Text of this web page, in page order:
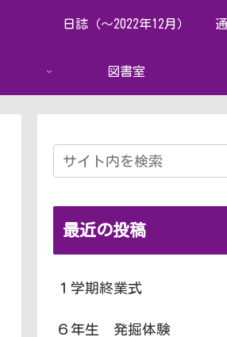
日誌（～2022年12月）
図書室
最近の投稿
１学期終業式
６年生 発掘体験